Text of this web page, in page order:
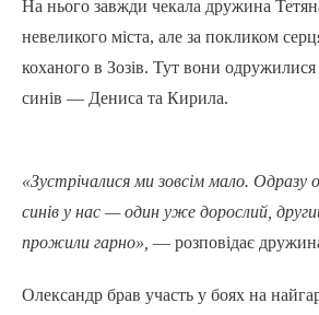
На нього завжди чекала дружина
невеликого міста, але за покликом
коханого в Зозів. Тут вони
синів — Дениса та Кирила.
«Зустрічалися ми зовсім мало. Одразу
синів у нас — один уже дорослий,
прожили гарно», — розповідає
Олександр брав участь у боях на